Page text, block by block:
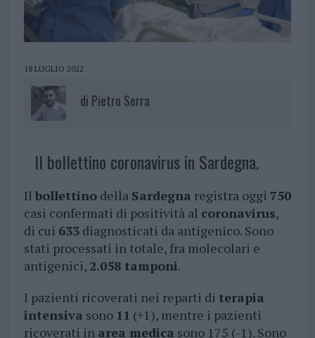
18 LUGLIO 2022
di Pietro Serra
Il bollettino coronavirus in Sardegna.
Il bollettinodella Sardegna registra oggi 750
casi confermati di positività al coronavirus,
di cui 633diagnosticati da antigenico. Sono
stati processati in totale, fra molecolari e
antigenici, 2.058 tamponi.
I pazienti ricoverati nei reparti di terapia
intensiva sono 11 (+1), mentre i pazienti
ricoverati in area medica sono 175 (-1). Sono